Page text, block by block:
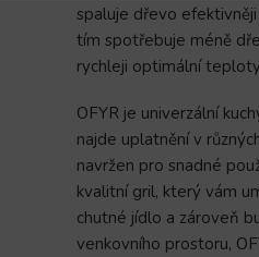
spaluje dřevo
tím spotřebuje méně
rychleji optimální
OFYR je univerzální
najde uplatnění v
navržen pro snadné
kvalitní gril, který vám
chutné jídlo a zároveň
venkovního prostoru,